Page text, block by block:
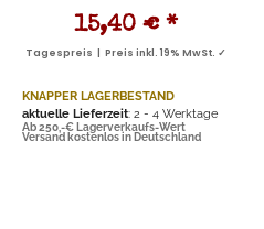
15,40 € *
Tagespreis | Preis inkl. 19% MwSt. ✓
KNAPPER LAGERBESTAND
aktuelle Lieferzeit: 2 - 4 Werktage
Ab 250,-€ Lagerverkaufs-Wert
Versand kostenlos in Deutschland